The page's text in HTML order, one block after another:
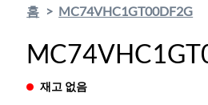
홈 MC74VHC1GT00DF2G
재고 없음